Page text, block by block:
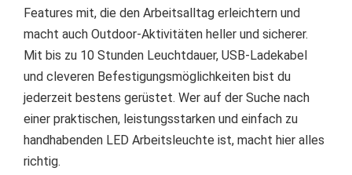
Features mit, die den Arbeitsalltag erleichtern und
macht auch Outdoor-Aktivitäten heller und sicherer.
Mit bis zu 10 Stunden Leuchtdauer, USB-Ladekabel
und cleveren Befestigungsmöglichkeiten bist du
jederzeit bestens gerüstet. Wer auf der Suche nach
einer praktischen, leistungsstarken und einfach zu
handhabenden LED Arbeitsleuchte ist, macht hier alles
richtig.